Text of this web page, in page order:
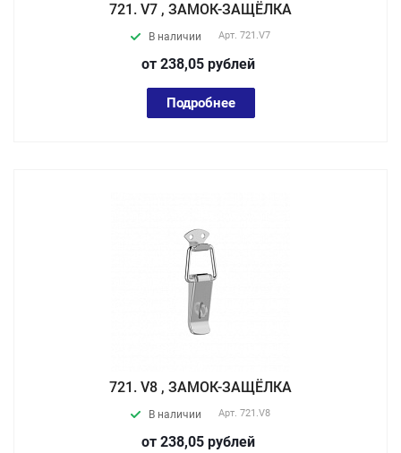
721. V7 , ЗАМОК-ЗАЩЁЛКА
В наличии Арт. 721.V7
от 238,05 рублей
Подробнее
721. V8 , ЗАМОК-ЗАЩЁЛКА
В наличии Арт. 721.V8
от 238,05 рублей